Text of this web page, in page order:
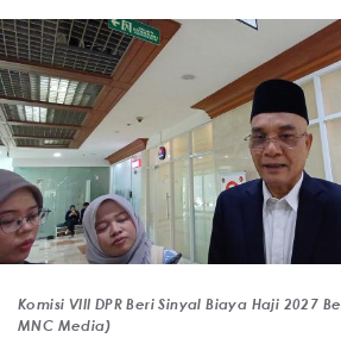
Komisi VIII DPR Beri Sinyal Biaya Haji 2027
MNC Media)